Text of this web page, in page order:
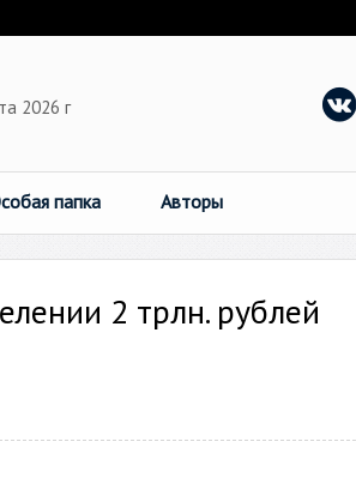
2026 г
папка Авторы
2 трлн. рублей